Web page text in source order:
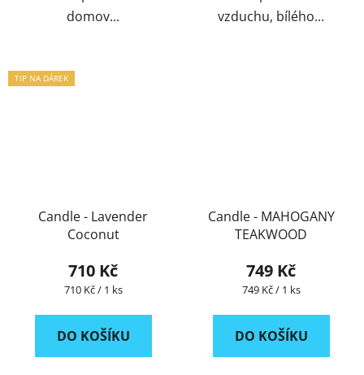
domov...
vzduchu, bílého...
TIP NA DÁREK
Candle - Lavender
Coconut
710 Kč
Měrná
710 Kč / 1 ks
DO KOŠÍKU
Candle - MAHOGANY
TEAKWOOD
749 Kč
Měrná
749 Kč / 1 ks
DO KOŠÍKU